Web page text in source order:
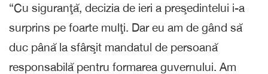
“Cu siguranţă, decizia de ieri a preşedintelui i-a
surprins pe foarte mulţi. Dar eu am de gând să
duc până la sfârşit mandatul de persoană
responsabilă pentru formarea guvernului. Am